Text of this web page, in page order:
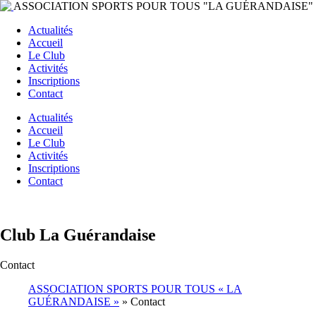
ASSOCIATION SPORTS POUR TOUS "LA GUÉRANDAISE"
Actualités
Accueil
Le Club
Activités
Inscriptions
Contact
Actualités
Accueil
Le Club
Activités
Inscriptions
Contact
Club La Guérandaise
Contact
ASSOCIATION SPORTS POUR TOUS « LA
GUÉRANDAISE » » Contact